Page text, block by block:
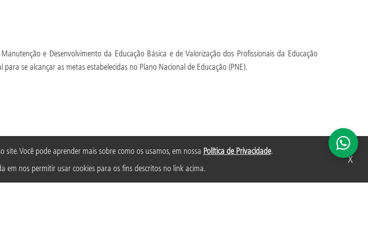
Você pode aprender mais sobre como os usamos, em nossa Política de Privacidade.
em nos permitir usar cookies para os fins descritos no link acima.
X
e Desenvolvimento da Educação Básica e de Valorização dos Profissionais da Educação
se alcançar as metas estabelecidas no Plano Nacional de Educação (PNE).